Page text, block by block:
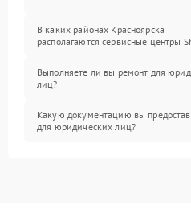
В каких районах Красноярска
располагаются сервисные центры
Выполняете ли вы ремонт для
лиц?
Какую документацию вы
для юридических лиц?